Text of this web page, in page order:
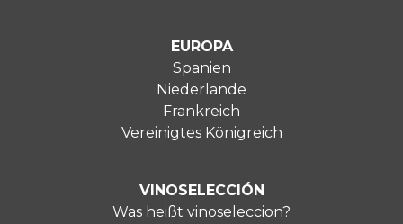
EUROPA
Spanien
Niederlande
Frankreich
Vereinigtes Königreich
VINOSELECCIÓN
Was heißt vinoseleccion?